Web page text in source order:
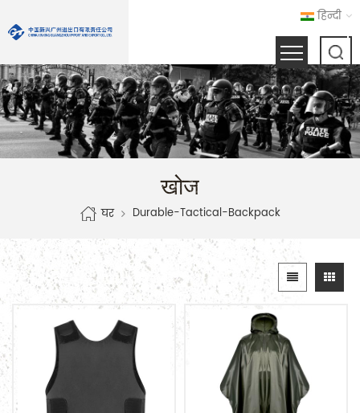
हिन्दी
खोज
घर Durable-Tactical-Backpack